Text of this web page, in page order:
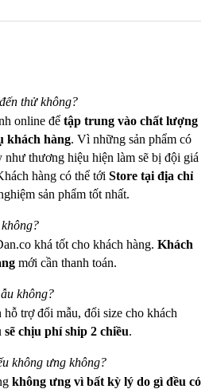
thử không?
online để tập trung vào chất lượng
khách hàng. Vì những sản phẩm có
như thương hiệu hiện làm sẽ bị đội giá
hàng có thể tới Store tại địa chỉ
sản phẩm tốt nhất.
khá tốt cho khách hàng. Khách
mới cần thanh toán.
không?
trợ đổi mẫu, đổi size cho khách
chịu phí ship 2 chiều.
không ưng không?
không ưng vì bất kỳ lý do gì đều có